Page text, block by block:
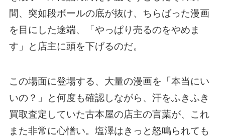
間、突如段ボールの底が抜け、ちらばった漫画
を目にした途端、「やっぱり売るのをやめま
す」と店主に頭を下げるのだ。
この場面に登場する、大量の漫画を「本当にい
いの？」と何度も確認しながら、汗をふきふき
買取査定していた古本屋の店主の言葉が、これ
また非常に心憎い。塩澤はきっと怒鳴られても